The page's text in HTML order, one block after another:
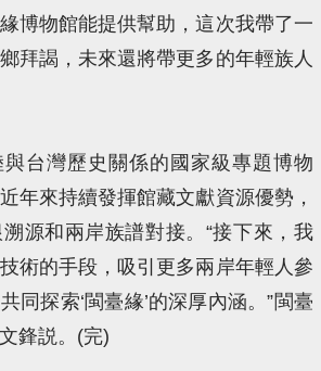
博物館能提供幫助，這次我帶了一
拜謁，未來還將帶更多的年輕族人
台灣歷史關係的國家級專題博物
年來持續發揮館藏文獻資源優勢，
源和兩岸族譜對接。“接下來，我
術的手段，吸引更多兩岸年輕人參
同探索‘閩臺緣’的深厚內涵。”閩臺
鋒説。(完)